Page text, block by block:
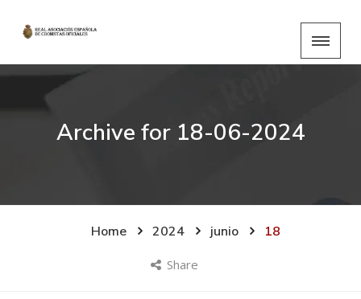
Archive for 18-06-2024
Home 2024 junio 18
Share